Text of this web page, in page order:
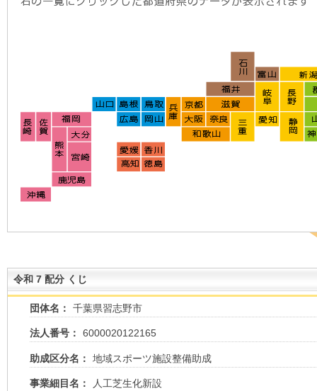
令和 7 配分 くじ
団体名： 千葉県習志野市
法人番号： 6000020122165
助成区分名： 地域スポーツ施設整備助成
事業細目名： 人工芝生化新設